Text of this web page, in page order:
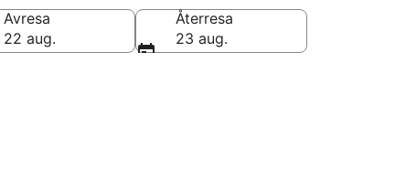
Avresa
22 aug.
Återresa
23 aug.